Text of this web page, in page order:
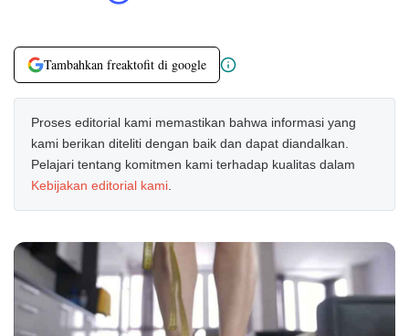
Tambahkan freaktofit di google
Proses editorial kami memastikan bahwa informasi yang
kami berikan diteliti dengan baik dan dapat diandalkan.
Pelajari tentang komitmen kami terhadap kualitas dalam
Kebijakan editorial kami